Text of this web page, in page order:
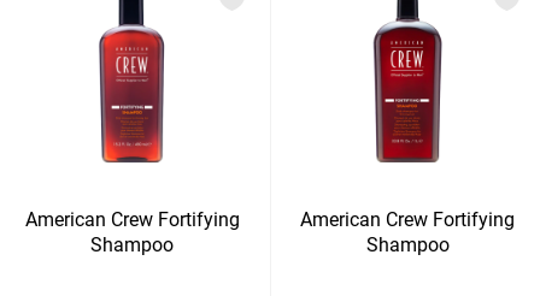
American Crew Fortifying
Shampoo
American Crew Fortifying
Shampoo